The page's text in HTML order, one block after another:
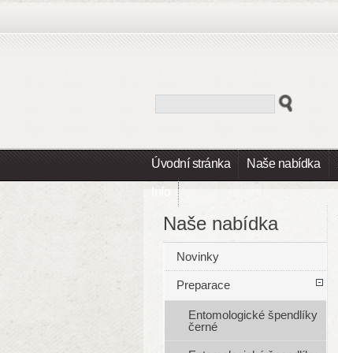
Úvodní stránka Naše nabídka
Info
Naše nabídka
Novinky
Preparace
Entomologické špendlíky
černé